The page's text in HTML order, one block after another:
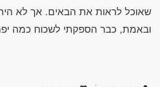
שאוכל לראות את הבאים. אך לא